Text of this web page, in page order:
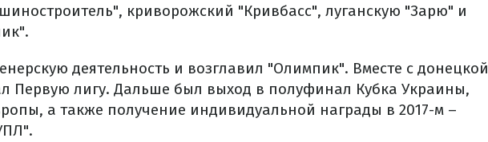
криворожский "Кривбасс", луганскую "Зарю" и
деятельность и возглавил "Олимпик". Вместе с донецкой
Первую лигу. Дальше был выход в полуфинал Кубка Украины,
а также получение индивидуальной награды в 2017-м –